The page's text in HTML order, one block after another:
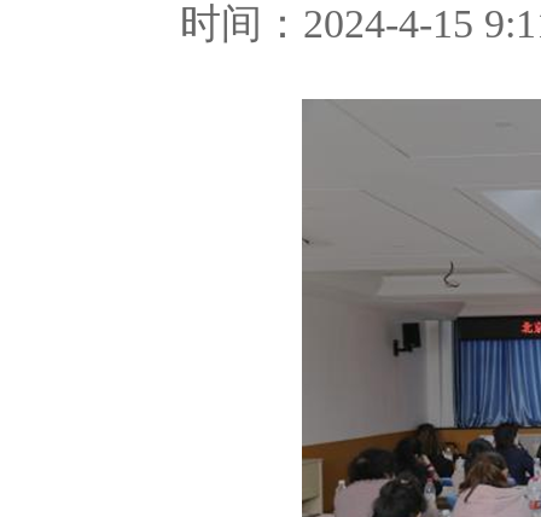
时间：2024-4-15